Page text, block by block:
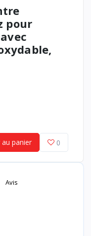
pour
panier 0
Avis